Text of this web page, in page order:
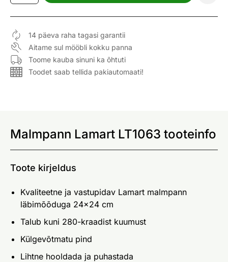
14 päeva raha tagasi garantii
Aitame sul mööbli kokku panna
Toome kauba sinuni ka õhtuti
Toodet saab tellida pakiautomaati!
Malmpann Lamart LT1063 tooteinfo
Toote kirjeldus
Kvaliteetne ja vastupidav Lamart malmpann
läbimõõduga 24x24 cm
Talub kuni 280-kraadist kuumust
Külgevõtmatu pind
Lihtne hooldada ja puhastada